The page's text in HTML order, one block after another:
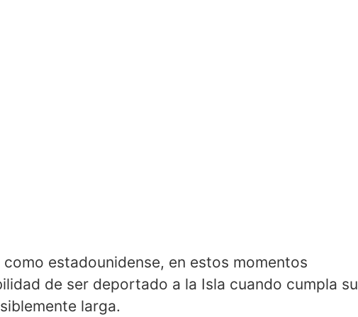
estadounidense, en estos momentos
de ser deportado a la Isla cuando cumpla su
larga.